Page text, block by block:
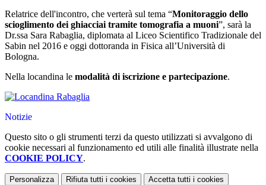
Relatrice dell'incontro, che verterà sul tema “Monitoraggio dello
scioglimento dei ghiacciai tramite tomografia a muoni”, sarà la
Dr.ssa Sara Rabaglia, diplomata al Liceo Scientifico Tradizionale del
Sabin nel 2016 e oggi dottoranda in Fisica all’Università di
Bologna.
Nella locandina le modalità di iscrizione e partecipazione.
Notizie
Questo sito o gli strumenti terzi da questo utilizzati si avvalgono di
cookie necessari al funzionamento ed utili alle finalità illustrate nella
COOKIE POLICY.
Personalizza Rifiuta tutti i cookies Accetta tutti i cookies